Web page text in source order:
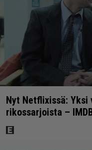
Nyt Netflixissä: Yksi
rikossarjoista –